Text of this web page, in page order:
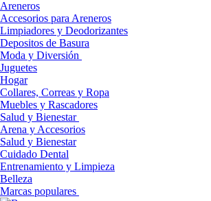
Areneros
Accesorios para Areneros
Limpiadores y Deodorizantes
Depositos de Basura
Moda y Diversión
Juguetes
Hogar
Collares, Correas y Ropa
Muebles y Rascadores
Salud y Bienestar
Arena y Accesorios
Salud y Bienestar
Cuidado Dental
Entrenamiento y Limpieza
Belleza
Marcas populares